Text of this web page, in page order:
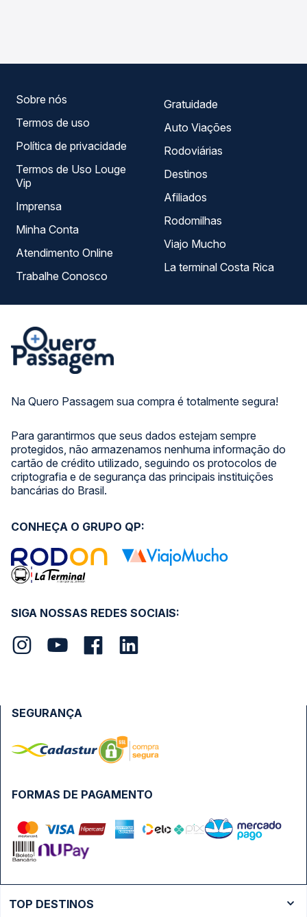
Na Quero Passagem sua compra é totalmente segura!
Para garantirmos que seus dados estejam sempre
protegidos, não armazenamos nenhuma informação do
cartão de crédito utilizado, seguindo os protocolos de
criptografia e de segurança das principais instituições
bancárias do Brasil.
Sobre nós
Termos de uso
Política de privacidade
Termos de Uso Louge
Vip
Imprensa
Minha Conta
Atendimento Online
Trabalhe Conosco
Gratuidade
Auto Viações
Rodoviárias
Destinos
Afiliados
Rodomilhas
Viajo Mucho
La terminal Costa Rica
SIGA NOSSAS REDES SOCIAIS:
CONHEÇA O GRUPO QP:
FORMAS DE PAGAMENTO
SEGURANÇA
TOP DESTINOS